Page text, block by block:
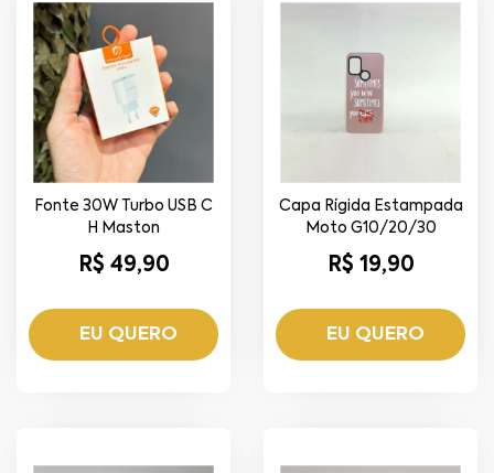
Fonte 30W Turbo USB C
H Maston
R$ 49,90
EU QUERO
Capa Rígida Estampada
Moto G10/20/30
R$ 19,90
EU QUERO